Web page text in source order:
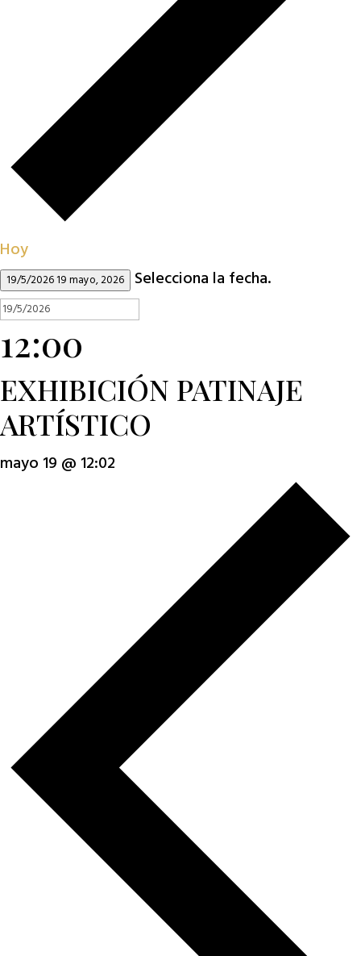
Hoy
19/5/202619 mayo, 2026 Selecciona la fecha.
12:00
EXHIBICIÓN PATINAJE
ARTÍSTICO
mayo 19 @ 12:02